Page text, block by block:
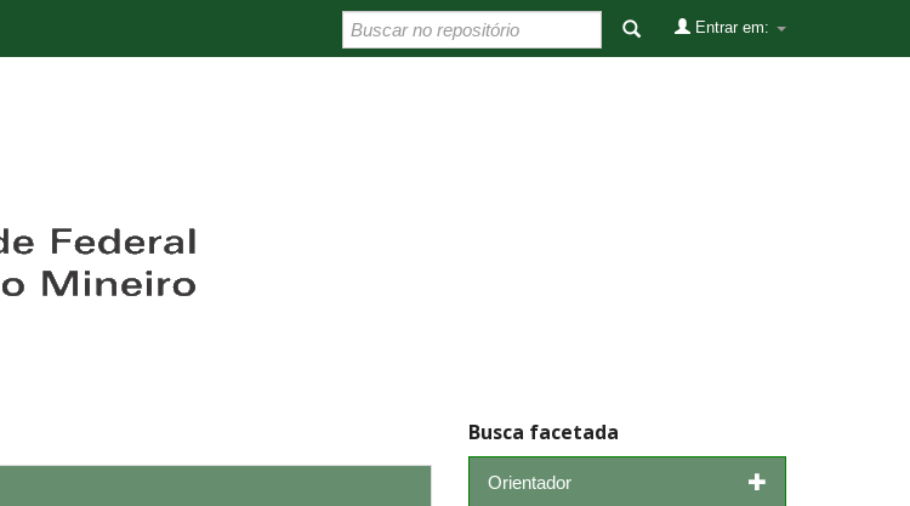
Entrar em:
Busca facetada
Orientador